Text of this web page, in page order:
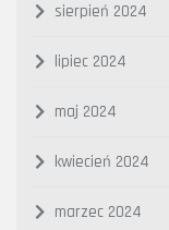
sierpień 2024
lipiec 2024
maj 2024
kwiecień 2024
marzec 2024